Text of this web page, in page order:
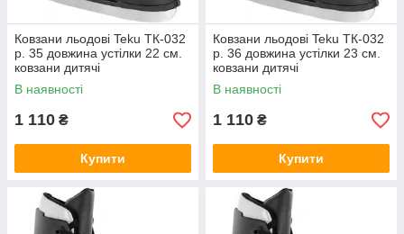
Ковзани льодові Teku ТК-032
р. 35 довжина устілки 22 см.
ковзани дитячі
В наявності
1 110 ₴
Купити
Ковзани льодові Teku ТК-032
р. 36 довжина устілки 23 см.
ковзани дитячі
В наявності
1 110 ₴
Купити